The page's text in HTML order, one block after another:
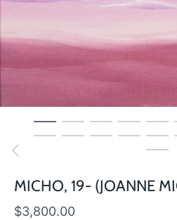
MICHO, 19- (JOANNE
$3,800.00